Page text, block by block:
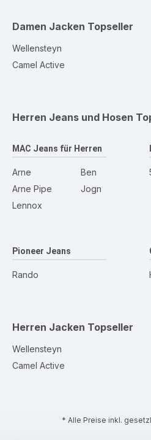
Damen Jacken Topseller
Wellensteyn
Camel Active
Herren Jeans und Hosen
MAC Jeans für Herren
Arne
Arne Pipe
Lennox
Ben
Jogn
Pioneer Jeans
Rando
Herren Jacken Topseller
Wellensteyn
Camel Active
* Alle Preise inkl.